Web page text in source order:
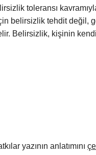
toleransı
belirsizlik tehdit
Belirsizlik, kişinin
yazının anlatımını